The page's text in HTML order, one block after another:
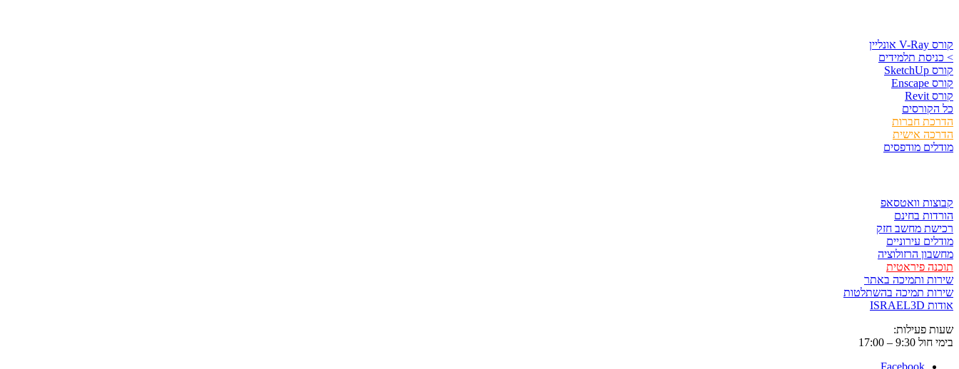
קורס V-Ray אונליין
> כניסת תלמידים
קורס SketchUp
קורס Enscape
קורס Revit
כל הקורסים
הדרכת חברות
הדרכה אישית
מודלים מודפסים
קבוצות וואטסאפ
הורדות בחינם
רכישת מחשב חזק
מודלים עירוניים
מחשבון הרזולוציה
תוכנה פיראטית
שירות ותמיכה באתר
שירות תמיכה בהשתלטות
אודות ISRAEL3D
שעות פעילות:
בימי חול 9:30 – 17:00
Facebook